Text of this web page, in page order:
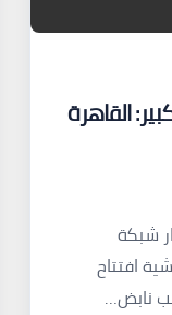
القاهرة
شبكة
افتتاح
نابض…